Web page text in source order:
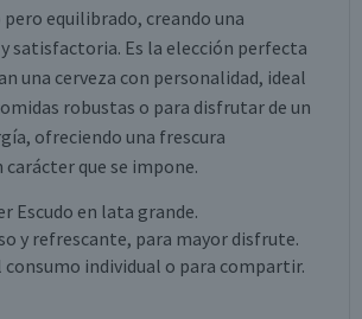
equilibrado, creando una
satisfactoria. Es la elección perfecta
una cerveza con personalidad, ideal
robustas o para disfrutar de un
ofreciendo una frescura
que se impone.
Escudo en lata grande.
y refrescante, para mayor disfrute.
consumo individual o para compartir.